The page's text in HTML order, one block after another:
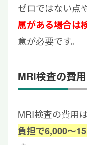
ゼロではない点や
属がある場合は
意が必要です。
MRI検査の費用
MRI検査の費用は
負担で6,000〜